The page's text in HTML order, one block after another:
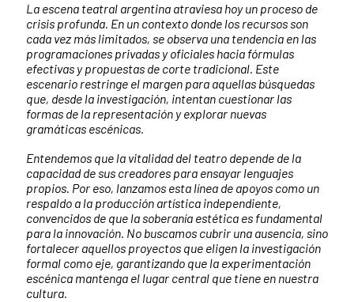
La escena teatral argentina atraviesa hoy un proceso de
crisis profunda. En un contexto donde los recursos son
cada vez más limitados, se observa una tendencia en las
programaciones privadas y oficiales hacia fórmulas
efectivas y propuestas de corte tradicional. Este
escenario restringe el margen para aquellas búsquedas
que, desde la investigación, intentan cuestionar las
formas de la representación y explorar nuevas
gramáticas escénicas.
Entendemos que la vitalidad del teatro depende de la
capacidad de sus creadores para ensayar lenguajes
propios. Por eso, lanzamos esta línea de apoyos como un
respaldo a la producción artística independiente,
convencidos de que la soberanía estética es fundamental
para la innovación. No buscamos cubrir una ausencia, sino
fortalecer aquellos proyectos que eligen la investigación
formal como eje, garantizando que la experimentación
escénica mantenga el lugar central que tiene en nuestra
cultura.